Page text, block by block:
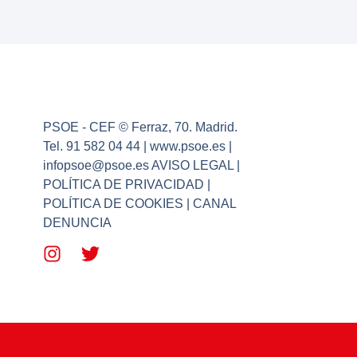
PSOE - CEF © Ferraz, 70. Madrid.
Tel. 91 582 04 44 | www.psoe.es |
infopsoe@psoe.es AVISO LEGAL |
POLÍTICA DE PRIVACIDAD |
POLÍTICA DE COOKIES | CANAL
DENUNCIA